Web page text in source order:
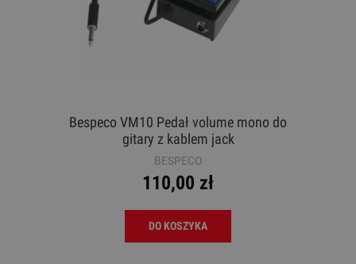
Bespeco VM10 Pedał volume mono do
gitary z kablem jack
BESPECO
110,00 zł
DO KOSZYKA